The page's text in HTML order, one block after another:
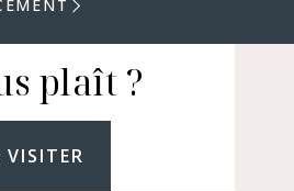
plaît ?
VISITER